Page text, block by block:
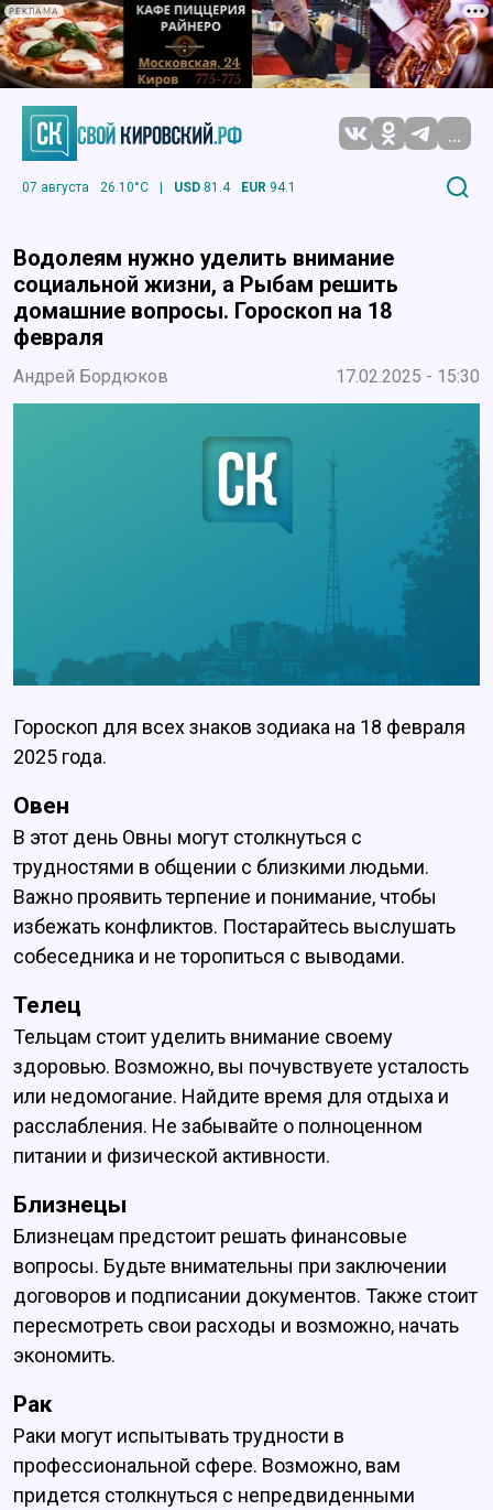
РЕКЛАМА
...
07 августа 26.10°C | USD 81.4 EUR 94.1
Водолеям нужно уделить внимание
социальной жизни, а Рыбам решить
домашние вопросы. Гороскоп на 18
февраля
Андрей Бордюков 17.02.2025 - 15:30
Гороскоп для всех знаков зодиака на 18 февраля
2025 года.
Овен
В этот день Овны могут столкнуться с
трудностями в общении с близкими людьми.
Важно проявить терпение и понимание, чтобы
избежать конфликтов. Постарайтесь выслушать
собеседника и не торопиться с выводами.
Телец
Тельцам стоит уделить внимание своему
здоровью. Возможно, вы почувствуете усталость
или недомогание. Найдите время для отдыха и
расслабления. Не забывайте о полноценном
питании и физической активности.
Близнецы
Близнецам предстоит решать финансовые
вопросы. Будьте внимательны при заключении
договоров и подписании документов. Также стоит
пересмотреть свои расходы и возможно, начать
экономить.
Рак
Раки могут испытывать трудности в
профессиональной сфере. Возможно, вам
придется столкнуться с непредвиденными